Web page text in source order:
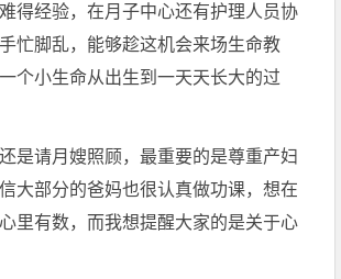
得经验，在月子中心还有护理人员协
忙脚乱，能够趁这机会来场生命教
个小生命从出生到一天天长大的过
是请月嫂照顾，最重要的是尊重产妇
大部分的爸妈也很认真做功课，想在
里有数，而我想提醒大家的是关于心